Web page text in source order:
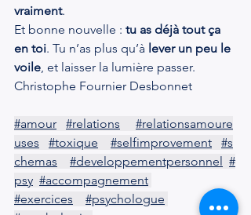
vraiment.
Et bonne nouvelle : tu as déjà tout ça
en toi. Tu n’as plus qu’à lever un peu le
voile, et laisser la lumière passer.
Christophe Fournier Desbonnet
#amour #relations
#relationsamoure
uses
#toxique #selfimprovement
#s
chemas
#developpementpersonnel #
psy #accompagnement
#exercices
#psychologue